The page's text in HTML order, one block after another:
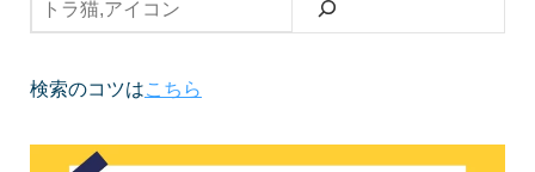
検索のコツはこちら